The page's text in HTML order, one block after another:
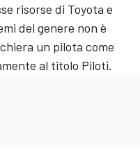
risorse di Toyota e
del genere non è
un pilota come
al titolo Piloti.